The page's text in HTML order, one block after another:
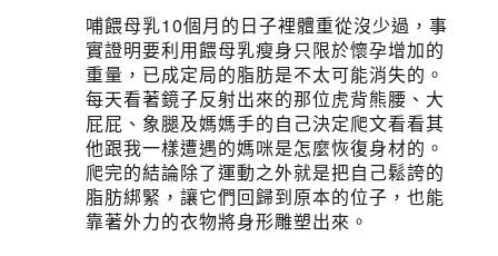
哺餵母乳10個月的日子裡體重從沒少過，事
實證明要利用餵母乳瘦身只限於懷孕增加的
重量，已成定局的脂肪是不太可能消失的。
每天看著鏡子反射出來的那位虎背熊腰、大
屁屁、象腿及媽媽手的自己決定爬文看看其
他跟我一樣遭遇的媽咪是怎麼恢復身材的。
爬完的結論除了運動之外就是把自己鬆誇的
脂肪綁緊，讓它們回歸到原本的位子，也能
靠著外力的衣物將身形雕塑出來。